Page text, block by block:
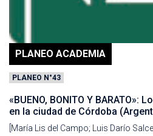
PLANEO ACADEMIA
PLANEO N°43
«BUENO, BONITO Y BARATO»:
en la ciudad de Córdoba
[María Lis del Campo; Luis Darío